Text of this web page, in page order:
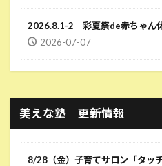
2026.8.1-2 彩夏祭de赤ちゃん
2026-07-07
美えな塾 更新情報
8/28（金）子育てサロン「タッ